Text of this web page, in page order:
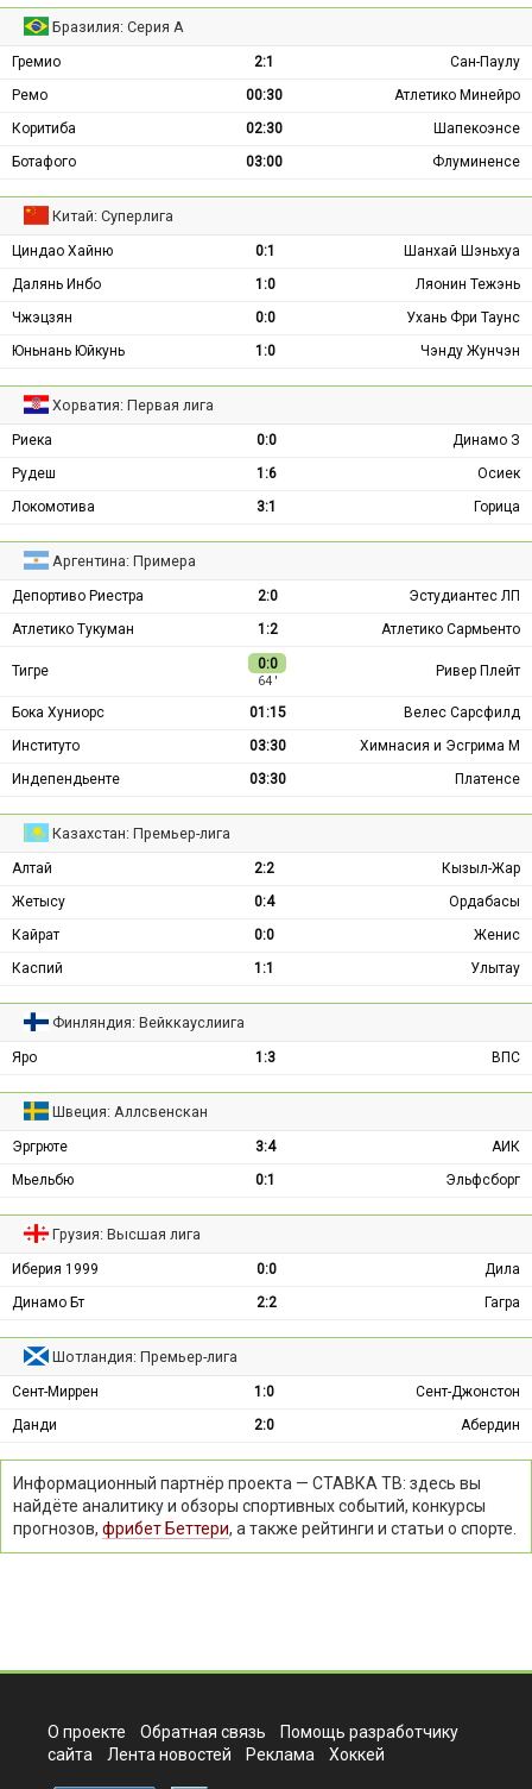
Бразилия: Серия А
Гремио 2:1
Сан-Паулу
Ремо
00:30
Атлетико Минейро
Коритиба
02:30
Шапекоэнсе
Ботафого
03:00 Флуминенсе
Китай: Суперлига
Циндао Хайню 0:1
Шанхай Шэньхуа
Далянь Инбо
1:0
Ляонин Тежэнь
Чжэцзян
0:0
Ухань Фри Таунс
Юньнань Юйкунь
1:0 Чэнду Жунчэн
Хорватия: Первая лига
Риека 0:0
Динамо З
Рудеш
1:6
Осиек
Локомотива
3:1 Горица
Аргентина: Примера
Депортиво Риестра 2:0
Эстудиантес ЛП
Атлетико Тукуман
1:2 Атлетико Сармьенто
Тигре 0:0
64 ′
Ривер Плейт
Бока Хуниорс 01:15
Велес Сарсфилд
Институто
03:30
Химнасия и Эсгрима М
Индепендьенте
03:30 Платенсе
Казахстан: Премьер-лига
Алтай 2:2
Кызыл-Жар
Жетысу
0:4
Ордабасы
Кайрат
0:0
Женис
Каспий
1:1 Улытау
Финляндия: Вейккауслиига
Яро 1:3 ВПС
Швеция: Аллсвенскан
Эргрюте 3:4
АИК
Мьельбю
0:1 Эльфсборг
Грузия: Высшая лига
Иберия 1999 0:0
Дила
Динамо Бт
2:2 Гагра
Шотландия: Премьер-лига
Сент-Миррен 1:0
Сент-Джонстон
Данди
2:0 Абердин
Информационный партнёр проекта — СТАВКА ТВ: здесь вы
найдёте аналитику и обзоры спортивных событий, конкурсы
прогнозов, фрибет Беттери, а также рейтинги и статьи о спорте.
О проекте Обратная связь
Помощь разработчику
сайта
Лента новостей Реклама Хоккей